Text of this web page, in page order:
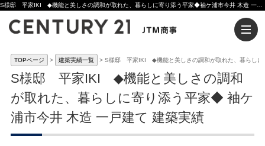
TOPページ 建築実績一覧 S様邸 平家IKI ◆機能と美しさの調和が取れた、暮らしに
S様邸 平家IKI ◆機能と美しさの調和
が取れた、暮らしに寄り添う平家◆ 袖ケ
浦市今井 木造 一戸建て 建築実績